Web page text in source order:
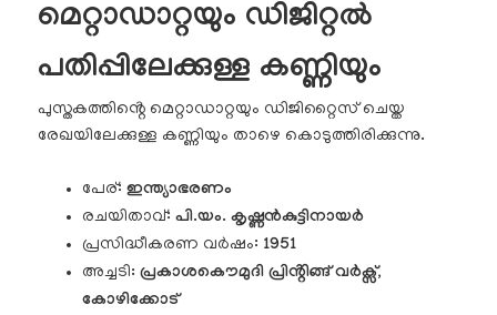
മെറ്റാഡാറ്റയും ഡിജിറ്റൽ
പതിപ്പിലേക്കുള്ള കണ്ണിയും
പുസ്തകത്തിൻ്റെ മെറ്റാഡാറ്റയും ഡിജിറ്റൈസ് ചെയ്ത
രേഖയിലേക്കുള്ള കണ്ണിയും താഴെ കൊടുത്തിരിക്കുന്നു.
പേര്:ഇന്ത്യാഭരണം
രചയിതാവ്:പി.യം. കൃഷ്ണൻകുട്ടിനായർ
പ്രസിദ്ധീകരണ വർഷം: 1951
അച്ചടി: പ്രകാശകൌമുദി പ്രിൻ്റിങ്ങ് വർക്സ്,
കോഴിക്കോട്